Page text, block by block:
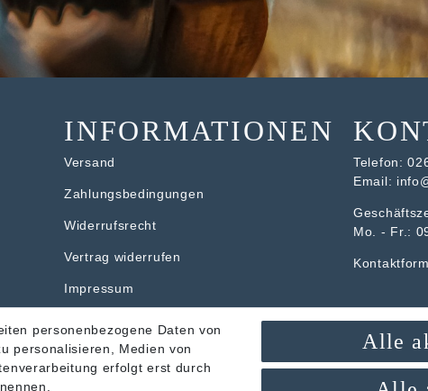
INFORMATIONEN
Versand
Zahlungsbedingungen
Widerrufsrecht
Vertrag widerrufen
Impressum
AGB
Telefon:
Email:
Mo. - Fr.:
personenbezogene Daten von
personalisieren, Medien von
erfolgt erst durch
Alle